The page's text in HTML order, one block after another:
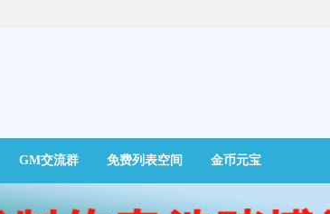
GM交流群 免费列表空间 金币元宝